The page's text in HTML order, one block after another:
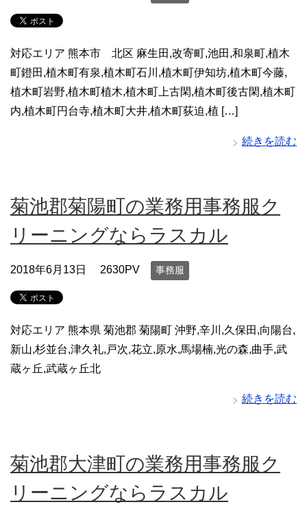
対応エリア 熊本市 北区 麻生田,改寄町,池田,和泉町,植木
町鐙田,植木町有泉,植木町石川,植木町伊知坊,植木町今藤,
植木町岩野,植木町植木,植木町上古閑,植木町後古閑,植木町
内,植木町円台寺,植木町大井,植木町荻迫,植 […]
続きを読む
菊池郡菊陽町の業務用事務服ク
リーニングならラスカル
2018年6月13日 2630PV 事務服
対応エリア 熊本県 菊池郡 菊陽町 沖野,辛川,久保田,向陽台,
新山,杉並台,津久礼,戸次,花立,原水,馬場楠,光の森,曲手,武
蔵ヶ丘,武蔵ヶ丘北
続きを読む
菊池郡大津町の業務用事務服ク
リーニングならラスカル